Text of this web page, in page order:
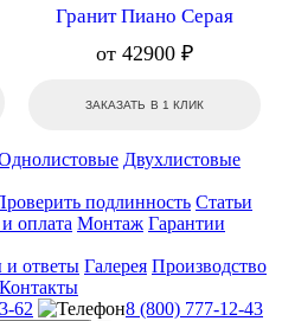
Гранит Пиано Серая
от 42900 ₽
ЗАКАЗАТЬ В 1 КЛИК
Двухлистовые
подлинность Статьи
оплата Монтаж Гарантии
ответы Галерея Производство
Контакты
62
8 (800) 777-12-43